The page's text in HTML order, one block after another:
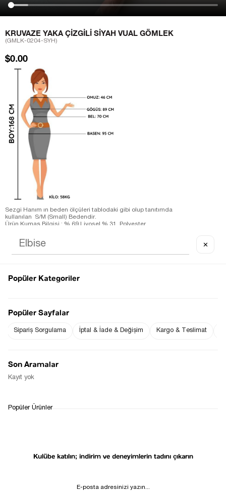
KRUVAZE YAKA ÇIZGILI SIYAH VUAL GÖMLEK
(GMLK-0204-SYH)
$0.00
Sezgi Hanım ın beden ölçüleri tablodaki gibi olup tanıtımda
kullanılan S/M (Small) Bedendir.
Ürün Kumaş Bilgisi : % 69 Liyosel % 31 Polyester
S/M beden : 67/50 cm ( +/- 2 cm )
Ürün Ölçüleri;
S/M beden :Omuz: 57 cm ( +/- 2 cm )-Göğüs: 63 cm ( +/- 2 cm
cm farklılık vardır.
İADE&DEĞİŞİM
Kulübe katılın; indirim ve deneyimlerin tadını çıkarın
✕
Popüler Kategoriler
Popüler Sayfalar
Sipariş Sorgulama İptal & İade & Değişim Kargo & Teslimat
Son Aramalar
Kayıt yok
Popüler Ürünler